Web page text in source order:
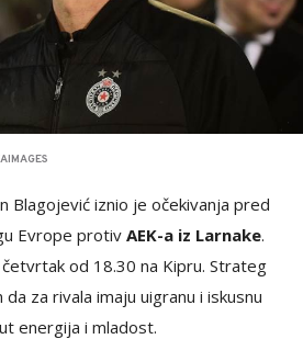
Blagojević iznio je očekivanja pred
Evrope protiv AEK-a iz Larnake.
od 18.30 na Kipru. Strateg
za rivala imaju uigranu i iskusnu
energija i mladost.